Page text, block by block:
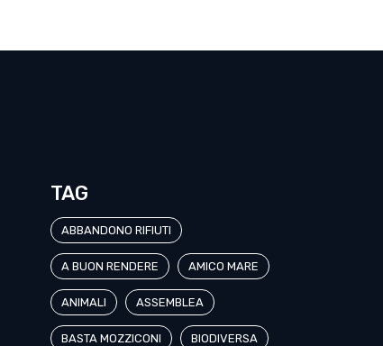
TAG
ABBANDONO RIFIUTI
A BUON RENDERE AMICO MARE
ANIMALI ASSEMBLEA
BASTA MOZZICONI BIODIVERSA